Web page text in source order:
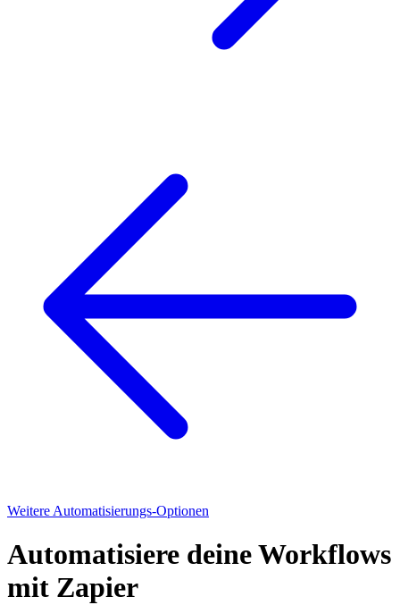
Weitere Automatisierungs-Optionen
Automatisiere deine Workflows
mit Zapier